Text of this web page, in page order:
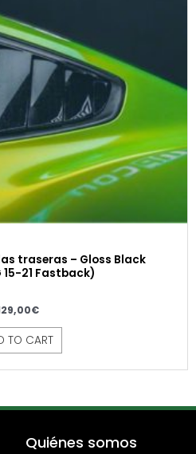
traseras – Gloss Black
15-21 Fastback)
€
TO CART
Quiénes somos